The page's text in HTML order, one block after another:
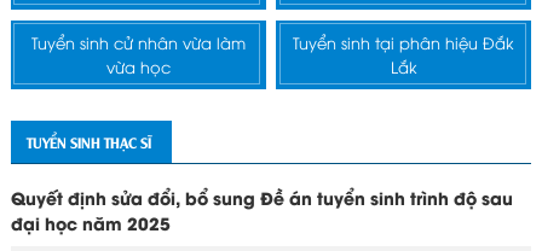
Tuyển sinh cử nhân vừa làm
vừa học
Tuyển sinh tại phân hiệu Đắk
Lắk
TUYỂN SINH THẠC SĨ
Quyết định sửa đổi, bổ sung Đề án tuyển sinh trình độ sau
đại học năm 2025